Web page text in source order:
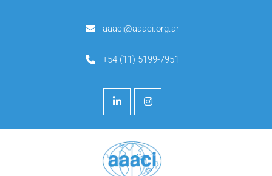
aaaci@aaaci.org.ar
+54 (11) 5199-7951